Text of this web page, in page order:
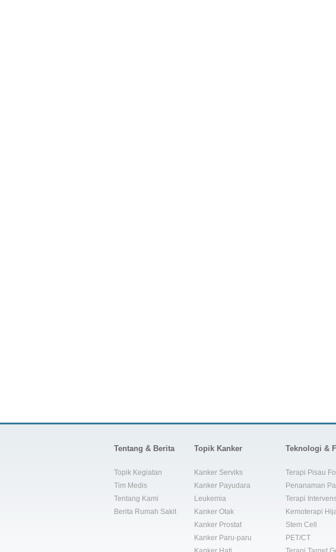
Tentang & Berita
Topik Kegiatan
Tim Medis
Tentang Kami
Berita Rumah Sakit
Topik Kanker
Kanker Serviks
Kanker Payudara
Leukemia
Kanker Otak
Kanker Prostat
Kanker Paru-paru
Teknologi &
Terapi Pisau
Penanaman
Terapi
Kemoterapi
Stem Cell
PET/CT